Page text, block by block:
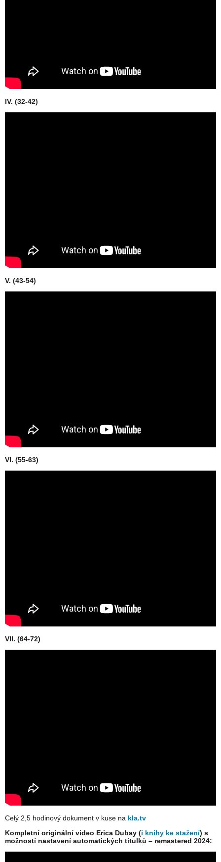
IV. (32-42)
V. (43-54)
VI. (55-63)
VII. (64-72)
Celý 2,5 hodinový dokument v kuse na kla.tv
Kompletní originální video Erica Dubay (i knihy ke stažení) s
možností nastavení automatických titulků – remastered 2024: